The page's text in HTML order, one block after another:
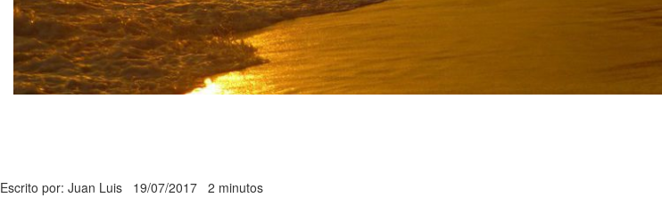
Escrito por: Juan Luis 19/07/2017 2 minutos